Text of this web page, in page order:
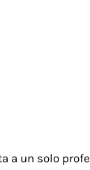
a un solo